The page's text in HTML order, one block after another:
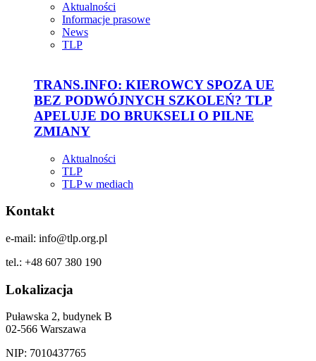
Aktualności
Informacje prasowe
News
TLP
TRANS.INFO: KIEROWCY SPOZA UE
BEZ PODWÓJNYCH SZKOLEŃ? TLP
APELUJE DO BRUKSELI O PILNE
ZMIANY
Aktualności
TLP
TLP w mediach
Kontakt
e-mail: info@tlp.org.pl
tel.: +48 607 380 190
Lokalizacja
Puławska 2, budynek B
02-566 Warszawa
NIP: 7010437765